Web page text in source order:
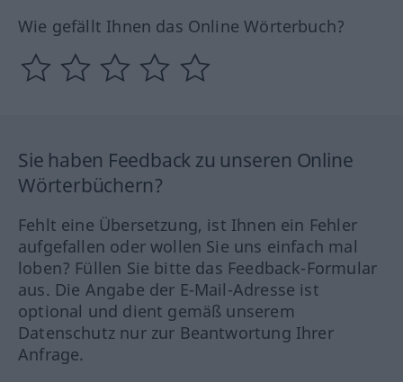
Wie gefällt Ihnen das Online Wörterbuch?
Sie haben Feedback zu unseren Online
Wörterbüchern?
Fehlt eine Übersetzung, ist Ihnen ein Fehler
aufgefallen oder wollen Sie uns einfach mal
loben? Füllen Sie bitte das Feedback-Formular
aus. Die Angabe der E-Mail-Adresse ist
optional und dient gemäß unserem
Datenschutz nur zur Beantwortung Ihrer
Anfrage.